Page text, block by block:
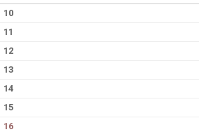
10
11
12
13
14
15
16